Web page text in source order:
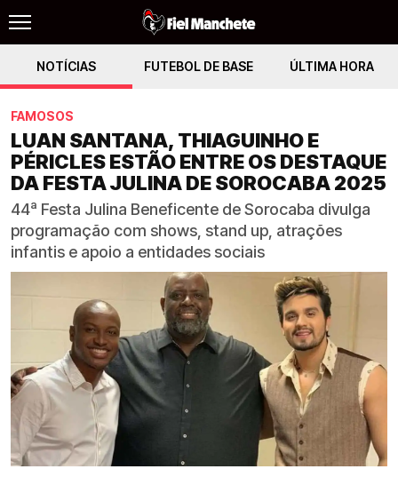
NOTÍCIAS FUTEBOL DE BASE ÚLTIMA HORA
FAMOSOS
LUAN SANTANA, THIAGUINHO E
PÉRICLES ESTÃO ENTRE OS DESTAQUE
DA FESTA JULINA DE SOROCABA 2025
44ª Festa Julina Beneficente de Sorocaba divulga
programação com shows, stand up, atrações
infantis e apoio a entidades sociais